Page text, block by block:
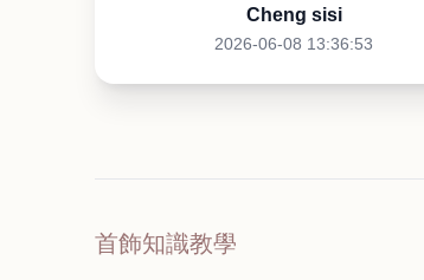
Cheng sisi
2026-06-08 13:36:53
首飾知識教學